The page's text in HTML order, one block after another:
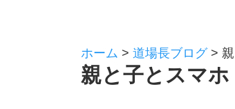
ホーム > 道場長ブログ>
親と子とスマ